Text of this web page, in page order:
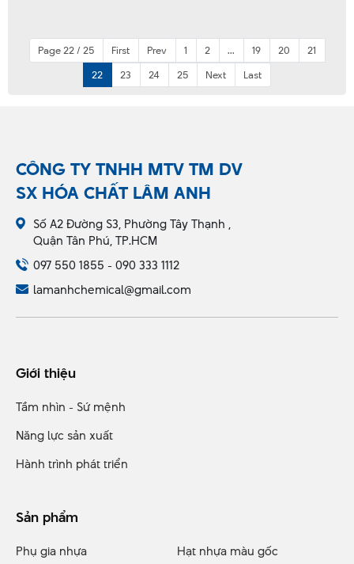
Page 22 / 25 First Prev 1 2 ... 19 20
21
22
23 24 25 Next Last
CÔNG TY TNHH MTV TM DV
SX HÓA CHẤT LÂM ANH
Số A2 Đường S3, Phường Tây Thạnh ,
Quận Tân Phú, TP.HCM
097 550 1855 - 090 333 1112
lamanhchemical@gmail.com
Giới thiệu
Tầm nhìn - Sứ mệnh
Năng lực sản xuất
Hành trình phát triển
Sản phẩm
Phụ gia nhựa
Hạt nhựa màu gốc